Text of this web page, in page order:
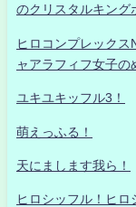
のクリスタルキング
ヒロコンプレック
ャアラフィフ女子
ユキユキッフル3！
萌えっふる！
天にまします我ら！
ヒロシッフル！ヒロ